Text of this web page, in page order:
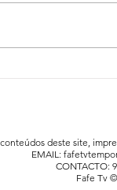
deste site,
EMAIL:
CONTACTO:
Fafe Tv